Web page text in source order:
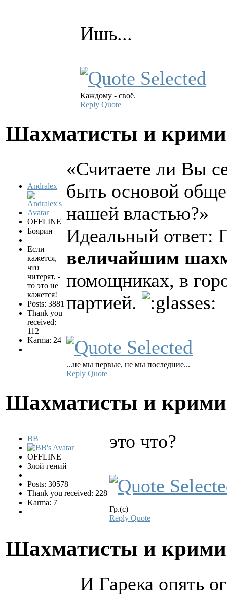
Ишь...
Каждому - своё.
Reply Quote
Шахматисты и
Andralex
OFFLINE
Боярин
Если
кажется,
что
читерят, -
то это не
кажется!
Posts: 3881
Thank you
received:
112
Karma: 24
«Считаете ли Вы
быть основой
нашей властью?»
Идеальный ответ:
величайшим
помощниках, в
партией.
...не мы первые, не мы последние...
Reply Quote
Шахматисты и
BB
OFFLINE
Злой гений
Posts: 30578
Thank you received: 228
Karma: 7
это что?
Гр.(с)
Reply Quote
Шахматисты и
И Гарека опять